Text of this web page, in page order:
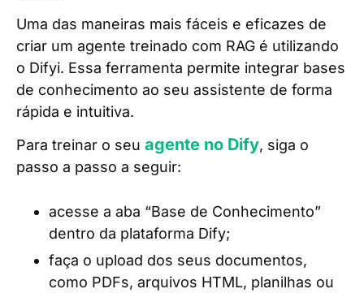
Uma das maneiras mais fáceis e eficazes de
criar um agente treinado com RAG é utilizando
o Difyi. Essa ferramenta permite integrar bases
de conhecimento ao seu assistente de forma
rápida e intuitiva.
Para treinar o seu agente no Dify, siga o
passo a passo a seguir:
acesse a aba “Base de Conhecimento”
dentro da plataforma Dify;
faça o upload dos seus documentos,
como PDFs, arquivos HTML, planilhas ou